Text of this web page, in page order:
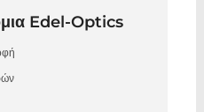
Edel-Optics